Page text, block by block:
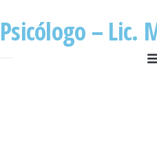
Psicólogo – Lic.